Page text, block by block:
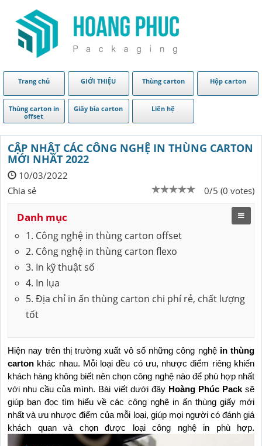
Trang chủ GIỚI THIỆU Thùng carton Hộp carton
Thùng carton in
offset
Giấy bìa carton Liên hệ
CẬP NHẬT CÁC CÔNG NGHỆ IN THÙNG CARTON
MỚI NHẤT 2022
10/03/2022
0/5 (0 votes)
Chia sẻ
Danh mục
1. Công nghệ in thùng carton offset
2. Công nghệ in thùng carton flexo
3. In kỹ thuật số
4. In lụa
5. Địa chỉ in ấn thùng carton chi phí rẻ, chất lượng
tốt
Hiện nay trên thị trường xuất vô số những công nghệ in thùng
carton khác nhau. Mỗi loại đều có ưu, nhược điểm riêng khiến
khách hàng không biết nên chọn công nghệ nào để phù hợp nhất
với nhu cầu của mình. Bài viết dưới đây Hoàng Phúc Pack sẽ
giúp bạn đọc tìm hiểu về các công nghệ in ấn thùng giấy mới
nhất và ưu nhược điểm của mỗi loại, giúp mọi người có đánh giá
khách quan và chọn được loại công nghệ in phù hợp.